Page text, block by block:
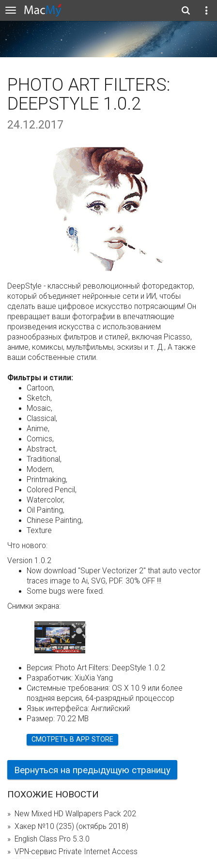
PHOTO ART FILTERS:
DEEPSTYLE 1.0.2
24.12.2017
DeepStyle - классный революционный фоторедактор,
который объединяет нейронные сети и ИИ, чтобы
сделать ваше цифровое искусство потрясающим! Он
превращает ваши фотографии в впечатляющие
произведения искусства с использованием
разнообразных фильтров и стилей, включая Picasso,
аниме, комиксы, мультфильмы, эскизы и т. Д., А также
ваши собственные стили.
Фильтры и стили:
Cartoon,
Sketch,
Mosaic,
Classical,
Anime,
Comics,
Abstract,
Traditional,
Modern,
Printmaking,
Colored Pencil,
Watercolor,
Oil Painting,
Chinese Painting,
Texture
Что нового:
Version 1.0.2
Now download "Super Vectorizer 2" that auto vector
traces image to Ai, SVG, PDF. 30% OFF !!!
Some bugs were fixed.
Снимки экрана:
Версия: Photo Art Filters: DeepStyle 1.0.2
Разработчик: XiuXia Yang
Системные требования: OS X 10.9 или более
поздняя версия, 64-разрядный процессор
Язык интерфейса: Английский
Размер: 70.22 MB
СМОТРЕТЬ В APP STORE
Вернуться на предыдущую страницу
ПОХОЖИЕ НОВОСТИ
New Mixed HD Wallpapers Pack 202
Хакер №10 (235) (октябрь 2018)
English Class Pro 5.3.0
VPN-сервис Private Internet Access